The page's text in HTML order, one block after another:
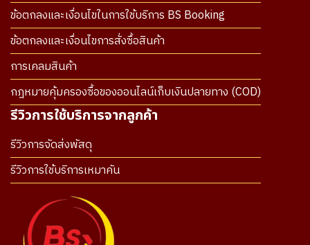
ข้อตกลงและเงื่อนไขในการใช้บริการ BS Booking
ข้อตกลงและเงื่อนไขการสั่งซื้อสินค้า
การเคลมสินค้า
กฎหมายคุ้มครองซื้อของออนไลน์เก็บเงินปลายทาง (COD)
รีวิวการใช้บริการจากลูกค้า
รีวิวการจัดส่งพัสดุ
รีวิวการใช้บริการเหมาคัน